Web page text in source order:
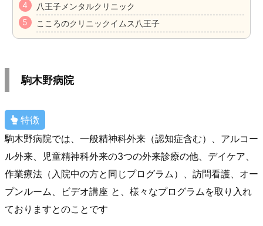
八王子メンタルクリニック
こころのクリニックイムス八王子
駒木野病院
特徴
駒木野病院では、一般精神科外来（認知症含む）、アルコー
ル外来、児童精神科外来の3つの外来診療の他、デイケア、
作業療法（入院中の方と同じプログラム）、訪問看護、オー
プンルーム、ビデオ講座 と、様々なプログラムを取り入れ
ておりますとのことです